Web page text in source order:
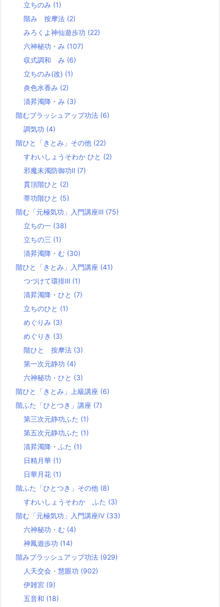
立ちのみ (1)
階み 按摩法 (2)
みろくよ神仙遊歩功 (22)
六神秘功・み (107)
収式調和 み (6)
立ちのみ(改) (1)
炎色水香み (2)
清昇濁降・み (3)
階むブラッシュアップ功法 (6)
調気功 (4)
階ひと「きとみ」その他 (22)
すわいしょうそわか ひと (2)
邪魔末濁防御功Ⅱ (7)
貫頂階ひと (2)
帯功階ひと (5)
階む「元極気功」入門講座Ⅲ (75)
立ちの一 (38)
立ちの三 (1)
清昇濁降・む (30)
階ひと「きとみ」入門講座 (41)
つづけて環排Ⅲ (1)
清昇濁降・ひと (7)
立ちのひと (1)
めぐりみ (3)
めぐりき (3)
階ひと 按摩法 (3)
第一次元静功 (4)
六神秘功・ひと (3)
階ひと「きとみ」上級講座 (6)
階ふた「ひとつき」講座 (7)
第三次元静功ふた (1)
第五次元静功ふた (1)
清昇濁降・ふた (1)
日精月華 (1)
日華月花 (1)
階ふた「ひとつき」その他 (8)
すわいしょうそわか ふた (3)
階む「元極気功」入門講座Ⅳ (33)
六神秘功・む (4)
神鳳遊歩功 (14)
階みブラッシュアップ功法 (929)
人天交会・慧眼功 (902)
伊雑宮 (9)
五音和 (18)